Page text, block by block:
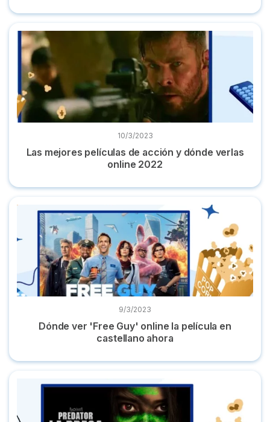
Las mejores películas de acción y dónde verlas online 2022
10/3/2023
Las mejores películas de acción y dónde verlas
online 2022
Dónde ver 'Free Guy' online la película en castellano ahora
9/3/2023
Dónde ver 'Free Guy' online la película en
castellano ahora
Dónde ver 'Predator: La presa' online película en español